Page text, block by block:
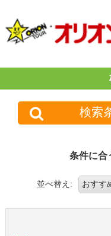
検索
条件に合
並べ替え: